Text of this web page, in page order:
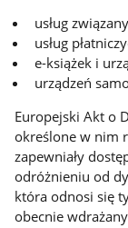
usług
usług
e-książek i
urządzeń
Europejski Akt o
określone w nim
zapewniały
odróżnieniu od
która odnosi się
obecnie